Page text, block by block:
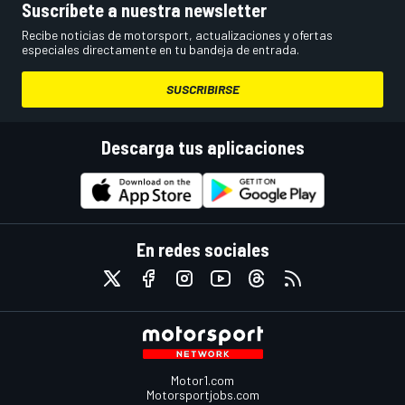
Suscríbete a nuestra newsletter
Recibe noticias de motorsport, actualizaciones y ofertas
especiales directamente en tu bandeja de entrada.
SUSCRIBIRSE
Descarga tus aplicaciones
En redes sociales
Motor1.com
Motorsportjobs.com